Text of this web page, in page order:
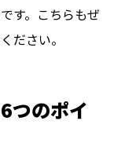
す。こちらもぜ
ださい。
つのポイ